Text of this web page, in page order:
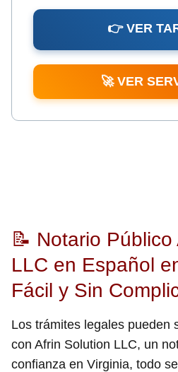
👉 VER
🚀 VER
📝 Notario
LLC en Español
Fácil y Sin
Los trámites legales pueden
con Afrin Solution LLC, un
confianza en Virginia, todo